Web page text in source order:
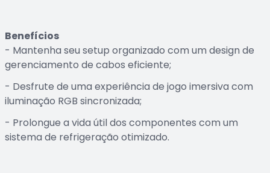
Benefícios
- Mantenha seu setup organizado com um design de
gerenciamento de cabos eficiente;
- Desfrute de uma experiência de jogo imersiva com
iluminação RGB sincronizada;
- Prolongue a vida útil dos componentes com um
sistema de refrigeração otimizado.